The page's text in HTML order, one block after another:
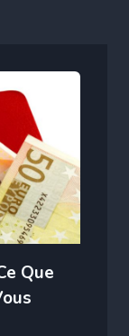
Que